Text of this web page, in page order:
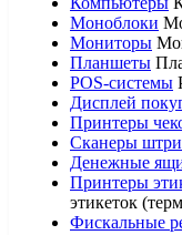
Моноблоки
Мониторы
Планшеты
POS-системы
Дисплей
Принтеры
Сканеры
Денежные
Принтеры
этикеток
Фискальные